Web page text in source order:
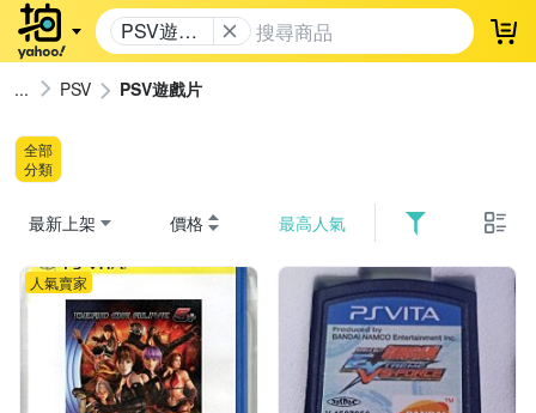
PSV遊戲
片
登
PSV PSV遊戲片
全部
分類
最新上架 價格 最高人氣
人氣賣家